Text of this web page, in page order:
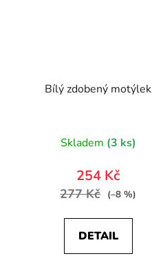
Bílý zdobený motýlek
Skladem (3 ks)
254 Kč
277 Kč (–8 %)
DETAIL